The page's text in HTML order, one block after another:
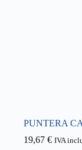
PUNTERA
19,67 € IVA